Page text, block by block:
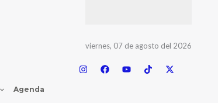
viernes, 07 de agosto del 2026
Agenda